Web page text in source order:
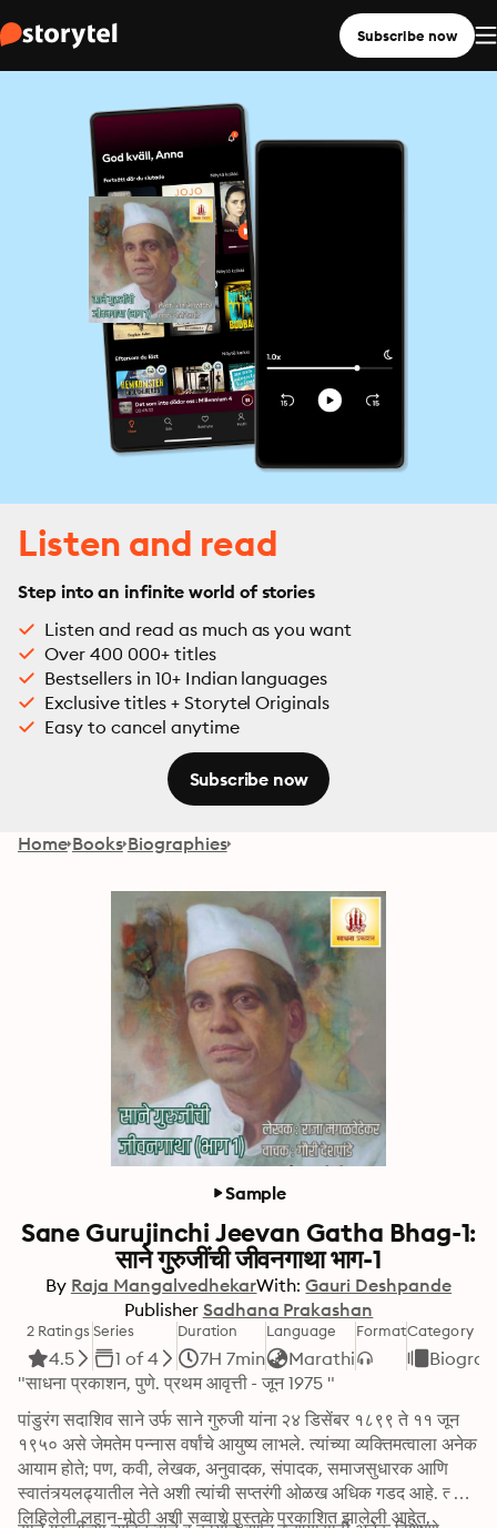
Subscribe now
Listen and read
Step into an infinite world of stories
Listen and read as much as you want
Over 400 000+ titles
Bestsellers in 10+ Indian languages
Exclusive titles + Storytel Originals
Easy to cancel anytime
Subscribe now
Home Books Biographies
Sample
Sane Gurujinchi Jeevan Gatha Bhag-1:
साने गुरुजींची जीवनगाथा भाग-1
By Raja MangalvedhekarWith: Gauri Deshpande
Publisher Sadhana Prakashan
2 Ratings
4.5
Series
1 of 4
Duration
7H 7min
Language
Marathi
FormatCategory
"साधना प्रकाशन, पुणे. प्रथम आवृत्ती - जून 1975 "
पांडुरंग सदाशिव साने उर्फ साने गुरुजी यांना २४ डिसेंबर १८९९ ते ११ जून
१९५० असे जेमतेम पन्नास वर्षांचे आयुष्य लाभले. त्यांच्या व्यक्तिमत्वाला अनेक
आयाम होते; पण, कवी, लेखक, अनुवादक, संपादक, समाजसुधारक आणि
स्वातंत्र्यलढ्यातील नेते अशी त्यांची सप्तरंगी ओळख अधिक गडद आहे. त्यांनी
लिहिलेली लहान-मोठी अशी सव्वाशे पुस्तके प्रकाशित झालेली आहेत,